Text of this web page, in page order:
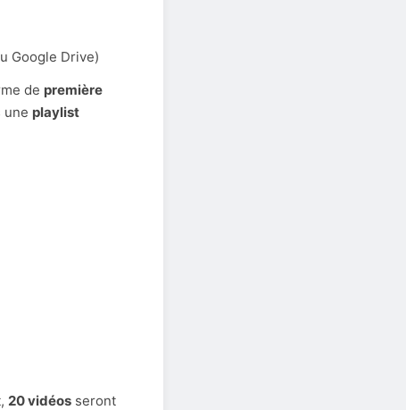
Google Drive)
de première
une playlist
20 vidéos seront